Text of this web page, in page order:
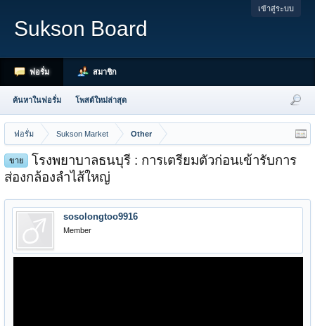
เข้าสู่ระบบ
ฟอรั่ม Sukson Market Other
ขาย
โรงพยาบาลธนบุรี : การเตรียมตัวก่อนเข้ารับการ
ส่องกล้องลำไส้ใหญ่
sosolongtoo9916
Member
Sukson Board
ฟอรั่ม
ค้นหาในฟอรั่ม โพสต์ใหม่ล่าสุด
สมาชิก